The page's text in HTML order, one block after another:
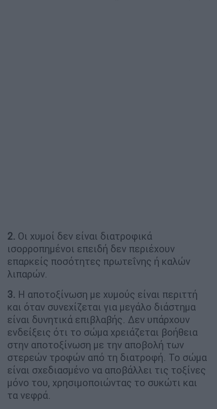
2. Οι χυμοί δεν είναι διατροφικά
ισορροπημένοι επειδή δεν περιέχουν
επαρκείς ποσότητες πρωτεΐνης ή καλών
λιπαρών.
3. Η αποτοξίνωση με χυμούς είναι περιττή
και όταν συνεχίζεται για μεγάλο διάστημα
είναι δυνητικά επιβλαβής. Δεν υπάρχουν
ενδείξεις ότι το σώμα χρειάζεται βοήθεια
στην αποτοξίνωση με την αποβολή των
στερεών τροφών από τη διατροφή. Το σώμα
είναι σχεδιασμένο να αποβάλλει τις τοξίνες
μόνο του, χρησιμοποιώντας το συκώτι και
τα νεφρά.